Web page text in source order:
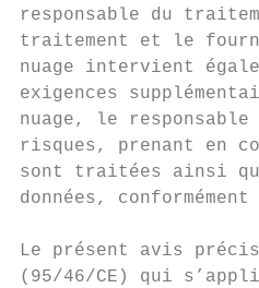
responsable du
traitement et le
nuage intervient
exigences
nuage, le
risques, prenant en
sont traitées ainsi
données,
Le présent avis
(95/46/CE) qui